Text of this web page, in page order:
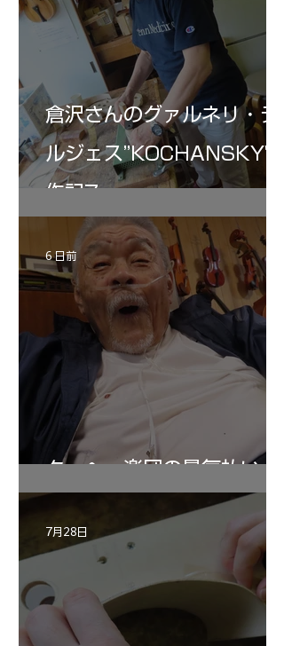
倉沢さんのグァルネリ・デ
ルジェス”KOCHANSKY"制
作記7
ターヘー楽団の暑気払い
6 日前
7月28日